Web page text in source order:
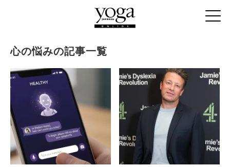
心の悩みの記事一覧